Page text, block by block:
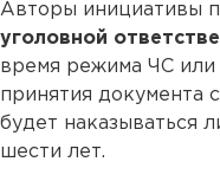
Авторы инициативы
уголовной
время режима ЧС или
принятия документа
будет наказываться
шести лет.